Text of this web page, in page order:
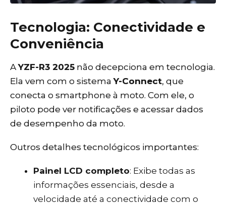
Tecnologia: Conectividade e
Conveniência
AYZF-R3 2025 não decepciona em tecnologia.
Ela vem com o sistemaY-Connect, que
conecta o smartphone à moto. Com ele, o
piloto pode ver notificações e acessar dados
de desempenho da moto.
Outros detalhes tecnológicos importantes:
Painel LCD completo: Exibe todas as
informações essenciais, desde a
velocidade até a conectividade com o